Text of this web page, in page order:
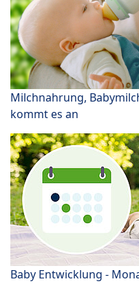
Milchnahrung,
kommt es an
Baby Entwicklung -